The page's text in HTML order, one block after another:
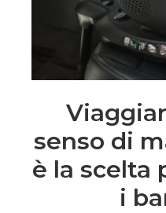
senso di
è la scelta
i